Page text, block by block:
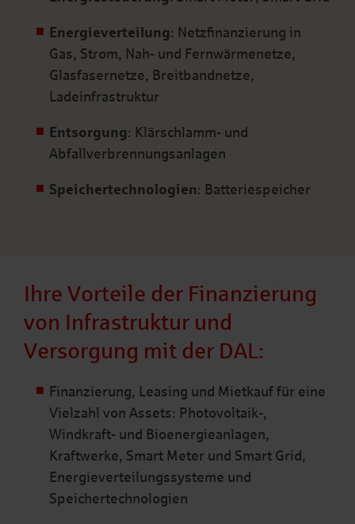
Energieverteilung: Netzfinanzierung in
Gas, Strom, Nah- und Fernwärmenetze,
Glasfasernetze, Breitbandnetze,
Ladeinfrastruktur
Entsorgung: Klärschlamm- und
Abfallverbrennungsanlagen
Speichertechnologien: Batteriespeicher
Ihre Vorteile der Finanzierung
von Infrastruktur und
Versorgung mit der DAL:
Finanzierung, Leasing und Mietkauf für eine
Vielzahl von Assets: Photovoltaik-,
Windkraft- und Bioenergieanlagen,
Kraftwerke, Smart Meter und Smart Grid,
Energieverteilungssysteme und
Speichertechnologien